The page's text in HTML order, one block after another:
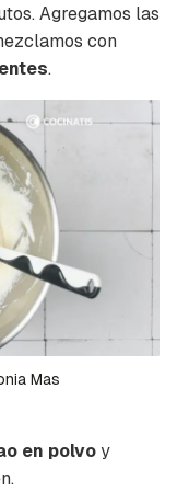
primero has
Agregamos las
con
.
Mas
en polvoy
boletín.